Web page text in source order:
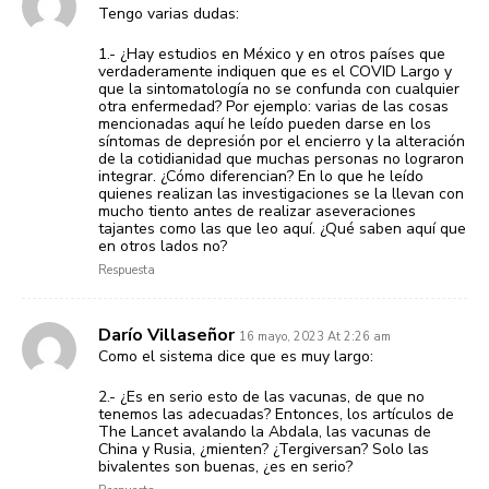
Tengo varias dudas:
1.- ¿Hay estudios en México y en otros países que
verdaderamente indiquen que es el COVID Largo y
que la sintomatología no se confunda con cualquier
otra enfermedad? Por ejemplo: varias de las cosas
mencionadas aquí he leído pueden darse en los
síntomas de depresión por el encierro y la alteración
de la cotidianidad que muchas personas no lograron
integrar. ¿Cómo diferencian? En lo que he leído
quienes realizan las investigaciones se la llevan con
mucho tiento antes de realizar aseveraciones
tajantes como las que leo aquí. ¿Qué saben aquí que
en otros lados no?
Respuesta
Darío Villaseñor 16 mayo, 2023 At 2:26 am
Como el sistema dice que es muy largo:
2.- ¿Es en serio esto de las vacunas, de que no
tenemos las adecuadas? Entonces, los artículos de
The Lancet avalando la Abdala, las vacunas de
China y Rusia, ¿mienten? ¿Tergiversan? Solo las
bivalentes son buenas, ¿es en serio?